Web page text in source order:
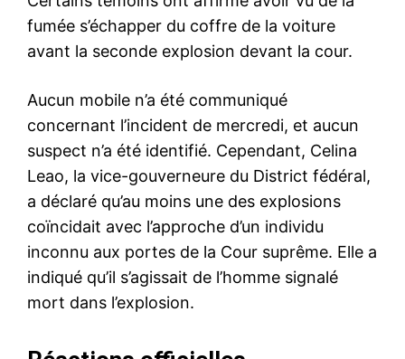
fumée s’échapper du coffre de la voiture
avant la seconde explosion devant la cour.
Aucun mobile n’a été communiqué
concernant l’incident de mercredi, et aucun
suspect n’a été identifié. Cependant, Celina
Leao, la vice-gouverneure du District fédéral,
a déclaré qu’au moins une des explosions
coïncidait avec l’approche d’un individu
inconnu aux portes de la Cour suprême. Elle a
indiqué qu’il s’agissait de l’homme signalé
mort dans l’explosion.